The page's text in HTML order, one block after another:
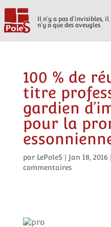
Il n'y a pas d'invisibles, il
n'y a que des aveugles
100 % de
titre
gardien
pour la
par LePoleS Jan 18, 2016
commentaires